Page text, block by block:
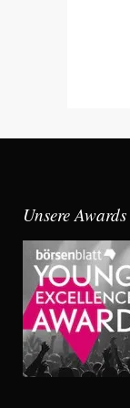
Unsere Awards